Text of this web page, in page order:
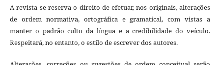
A revista se reserva o direito de efetuar, nos originais, alterações
de ordem normativa, ortográfica e gramatical, com vistas a
manter o padrão culto da língua e a credibilidade do veículo.
Respeitará, no entanto, o estilo de escrever dos autores.